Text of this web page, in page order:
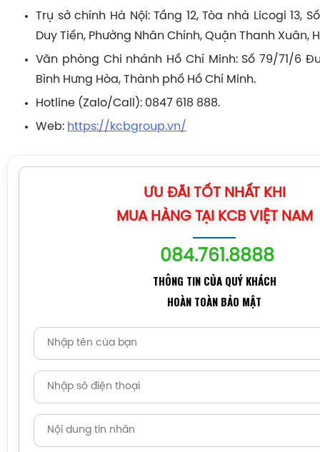
Trụ sở chính Hà Nội: Tầng 12, Tòa nhà Licogi 13,
Duy Tiến, Phường Nhân Chính, Quận Thanh Xuân,
Văn phòng Chi nhánh Hồ Chí Minh: Số 79/71/6
Bình Hưng Hòa, Thành phố Hồ Chí Minh.
Hotline (Zalo/Call): 0847 618 888.
Web: https://kcbgroup.vn/
ƯU ĐÃI TỐT NHẤT KHI
MUA HÀNG TẠI KCB VIỆT NAM
084.761.8888
THÔNG TIN CỦA QUÝ KHÁCH
HOÀN TOÀN BẢO MẬT